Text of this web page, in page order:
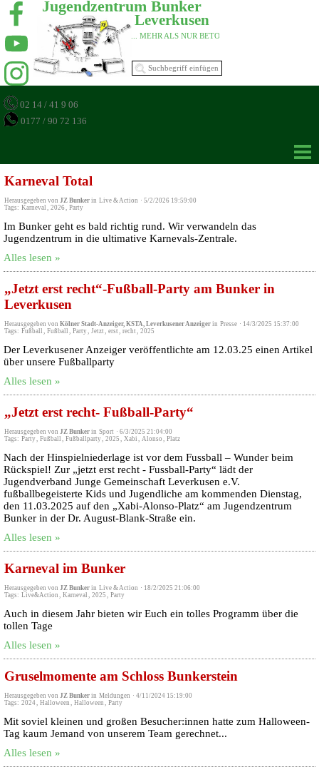
Jugendzentrum Bunker
... MEHR ALS NUR BETON
02 14 / 41 9 06
0177 / 90 72 136
Leverkusen
Karneval Total
Herausgegeben von JZ Bunker in Live & Action · 5/2/2026 19:59:00
Tags: Karneval , 2026 , Party
Im Bunker geht es bald richtig rund. Wir verwandeln das
Jugendzentrum in die ultimative Karnevals-Zentrale.
Alles lesen »
„Jetzt erst recht“-Fußball-Party am Bunker in
Leverkusen
Herausgegeben von Kölner Stadt-Anzeiger, KSTA, Leverkusener Anzeiger in Presse · 14/3/2025 15:37:00
Tags: Fußball , Fußball , Party, Jetzt , erst , recht , 2025
Der Leverkusener Anzeiger veröffentlichte am 12.03.25 einen Artikel
über unsere Fußballparty
Alles lesen »
„Jetzt erst recht- Fußball-Party“
Herausgegeben von JZ Bunker in Sport · 6/3/2025 21:04:00
Tags: Party, Fußball , Fußballparty, 2025 , Xabi , Alonso , Platz
Nach der Hinspielniederlage ist vor dem Fussball – Wunder beim
Rückspiel! Zur „jetzt erst recht - Fussball-Party“ lädt der
Jugendverband Junge Gemeinschaft Leverkusen e.V.
fußballbegeisterte Kids und Jugendliche am kommenden Dienstag,
den 11.03.2025 auf den „Xabi-Alonso-Platz“ am Jugendzentrum
Bunker in der Dr. August-Blank-Straße ein.
Alles lesen »
Karneval im Bunker
Herausgegeben von JZ Bunker in Live & Action · 18/2/2025 21:06:00
Tags: Live&Action , Karneval , 2025 , Party
Auch in diesem Jahr bieten wir Euch ein tolles Programm über die
tollen Tage
Alles lesen »
Gruselmomente am Schloss Bunkerstein
Herausgegeben von JZ Bunker in Meldungen · 4/11/2024 15:19:00
Tags: 2024, Halloween , Halloween , Party
Mit soviel kleinen und großen Besucher:innen hatte zum Halloween-
Tag kaum Jemand von unserem Team gerechnet...
Alles lesen »